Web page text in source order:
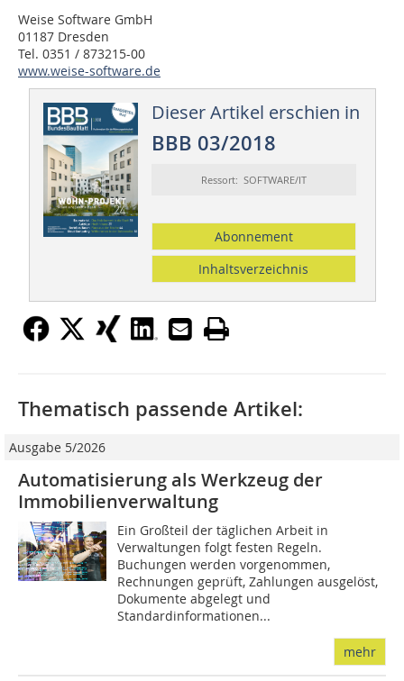
Weise Software GmbH
01187 Dresden
Tel. 0351 / 873215-00
www.weise-software.de
Dieser Artikel erschien in
BBB 03/2018
Ressort: SOFTWARE/IT
Abonnement
Inhaltsverzeichnis
Thematisch passende Artikel:
Ausgabe 5/2026
Automatisierung als Werkzeug der
Immobilienverwaltung
Ein Großteil der täglichen Arbeit in
Verwaltungen folgt festen Regeln.
Buchungen werden vorgenommen,
Rechnungen geprüft, Zahlungen ausgelöst,
Dokumente abgelegt und
Standardinformationen...
mehr